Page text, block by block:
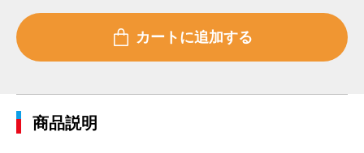
商品説明